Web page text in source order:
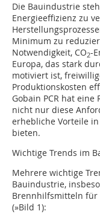
Die Bauindustrie
Energieeffizienz zu
Minimum zu
Notwendigkeit, CO2-
Europa, das stark
motiviert ist,
Produktionskosten
Gobain PCR hat
nicht nur diese
erhebliche Vorteile
bieten.
Wichtige Trends im
Mehrere wichtige
Bauindustrie,
Brennhilfsmitteln für
(»Bild 1):